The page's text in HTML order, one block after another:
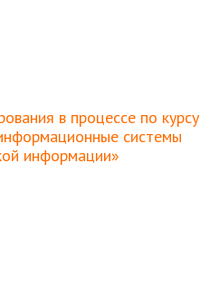
в процессе по курсу
системы
информации»